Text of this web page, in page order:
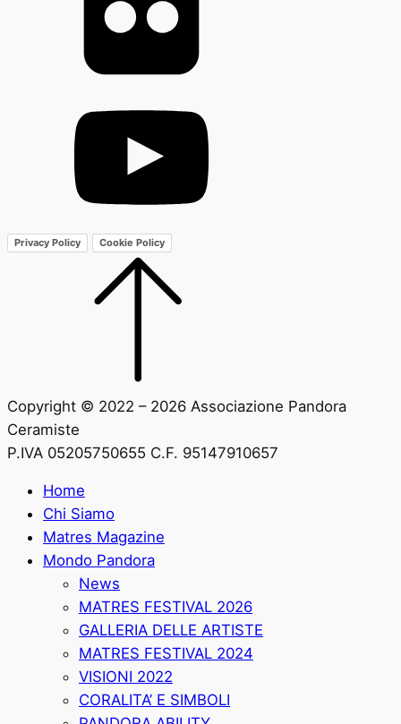
Privacy Policy Cookie Policy
Copyright © 2022 – 2026 Associazione Pandora
Ceramiste
P.IVA 05205750655 C.F. 95147910657
Home
Chi Siamo
Matres Magazine
Mondo Pandora
News
MATRES FESTIVAL 2026
GALLERIA DELLE ARTISTE
MATRES FESTIVAL 2024
VISIONI 2022
CORALITA’ E SIMBOLI